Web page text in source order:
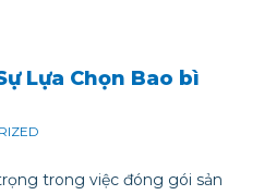
Lựa Chọn Bao bì
trong việc đóng gói sản